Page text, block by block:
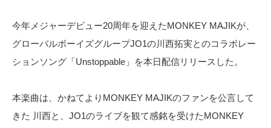
今年メジャーデビュー20周年を迎えたMONKEY MAJIKが、
グローバルボーイズグループJO1の川西拓実とのコラボレー
ションソング「Unstoppable」を本日配信リリースした。
本楽曲は、かねてよりMONKEY MAJIKのファンを公言して
きた 川西と、JO1のライブを観て感銘を受けたMONKEY